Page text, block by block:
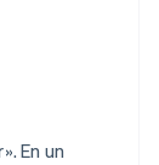
En un